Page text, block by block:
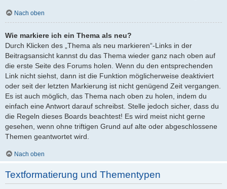
Nach oben
Wie markiere ich ein Thema als neu?
Durch Klicken des „Thema als neu markieren“-Links in der
Beitragsansicht kannst du das Thema wieder ganz nach oben auf
die erste Seite des Forums holen. Wenn du den entsprechenden
Link nicht siehst, dann ist die Funktion möglicherweise deaktiviert
oder seit der letzten Markierung ist nicht genügend Zeit vergangen.
Es ist auch möglich, das Thema nach oben zu holen, indem du
einfach eine Antwort darauf schreibst. Stelle jedoch sicher, dass du
die Regeln dieses Boards beachtest! Es wird meist nicht gerne
gesehen, wenn ohne triftigen Grund auf alte oder abgeschlossene
Themen geantwortet wird.
Nach oben
Textformatierung und Thementypen